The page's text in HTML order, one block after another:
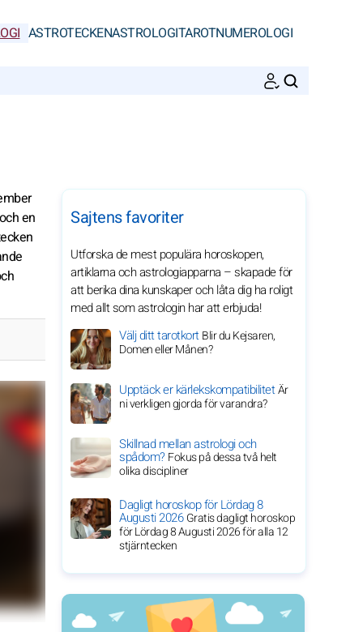
ASTROTECKENASTROLOGITAROTNUMEROLOGI
en
Sajtens favoriter
Utforska de mest populära horoskopen,
artiklarna och astrologiapparna – skapade för
att berika dina kunskaper och låta dig ha roligt
med allt som astrologin har att erbjuda!
Välj ditt tarotkortBlir du Kejsaren,
Domen eller Månen?
Upptäck er kärlekskompatibilitetÄr
ni verkligen gjorda för varandra?
Skillnad mellan astrologi och
spådom?Fokus på dessa två helt
olika discipliner
Dagligt horoskop för Lördag 8
Augusti 2026Gratis dagligt horoskop
för Lördag 8 Augusti 2026 för alla 12
stjärntecken